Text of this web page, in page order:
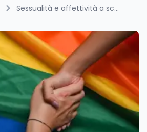
Sessualità e affettività a scuola: l’iniziativa di Save the Children a Roma contro stereotipi e discriminazioni